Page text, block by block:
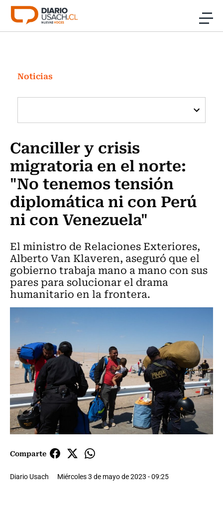
Click acá para ir directamente al contenido
Investigación
Cultura
Programas Radio y TV Usach
Noticias
Canciller y crisis
migratoria en el norte:
"No tenemos tensión
diplomática ni con Perú
ni con Venezuela"
El ministro de Relaciones Exteriores,
Alberto Van Klaveren, aseguró que el
gobierno trabaja mano a mano con sus
pares para solucionar el drama
humanitario en la frontera.
Comparte
Diario Usach Miércoles 3 de mayo de 2023 - 09:25